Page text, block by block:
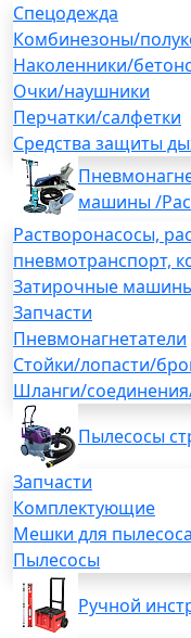
Спецодежда
Комбинезоны/
Наколенники/
Очки/наушники
Перчатки/салфетки
Средства защиты
машины /
Растворонасосы,
пневмотранспорт,
Затирочные
Запчасти
Пневмонагнетатели
Стойки/лопасти/
Шланги/
Пылесосы
Запчасти
Комплектующие
Мешки для пылесоса
Пылесосы
Ручной